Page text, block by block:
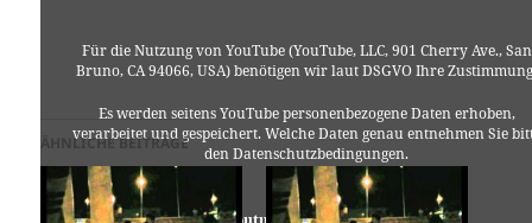
Für die Nutzung von YouTube (YouTube, LLC, 901 Cherry Ave., San
Bruno, CA 94066, USA) benötigen wir laut DSGVO Ihre
Es werden seitens YouTube personenbezogene Daten erhoben,
verarbeitet und gespeichert. Welche Daten genau entnehmen Sie
den Datenschutzbedingungen.
ÄHNLICHE BEITRÄGE